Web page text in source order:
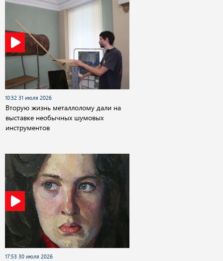
10:32 31 июля 2026
Вторую жизнь металлолому дали на
выставке необычных шумовых
инструментов
17:53 30 июля 2026